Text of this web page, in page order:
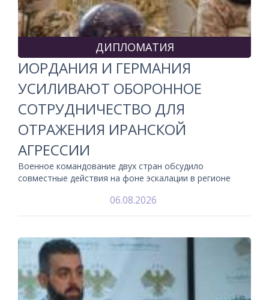
ДИПЛОМАТИЯ
ИОРДАНИЯ И ГЕРМАНИЯ
УСИЛИВАЮТ ОБОРОННОЕ
СОТРУДНИЧЕСТВО ДЛЯ
ОТРАЖЕНИЯ ИРАНСКОЙ
АГРЕССИИ
Военное командование двух стран обсудило
совместные действия на фоне эскалации в регионе
06.08.2026